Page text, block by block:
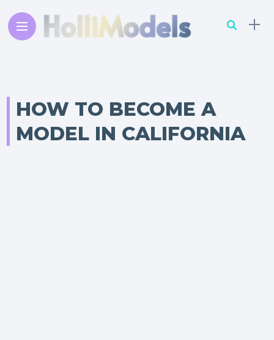
HOW TO BECOME A
MODEL IN CALIFORNIA